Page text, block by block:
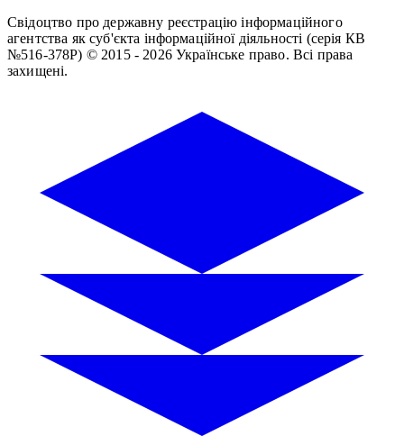
Свідоцтво про державну реєстрацію інформаційного
агентства як суб'єкта інформаційної діяльності (серія КВ
№516-378Р) © 2015 - 2026 Українське право. Всі права
захищені.